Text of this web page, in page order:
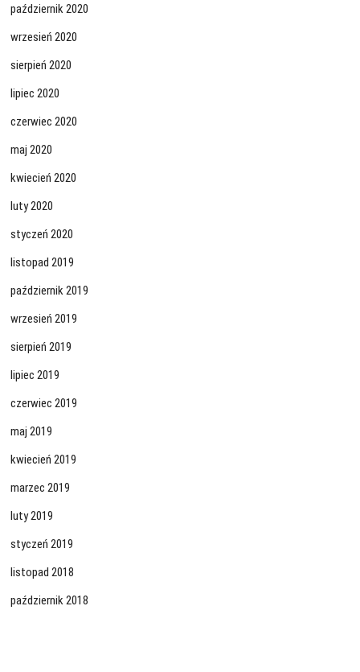
październik 2020
wrzesień 2020
sierpień 2020
lipiec 2020
czerwiec 2020
maj 2020
kwiecień 2020
luty 2020
styczeń 2020
listopad 2019
październik 2019
wrzesień 2019
sierpień 2019
lipiec 2019
czerwiec 2019
maj 2019
kwiecień 2019
marzec 2019
luty 2019
styczeń 2019
listopad 2018
październik 2018